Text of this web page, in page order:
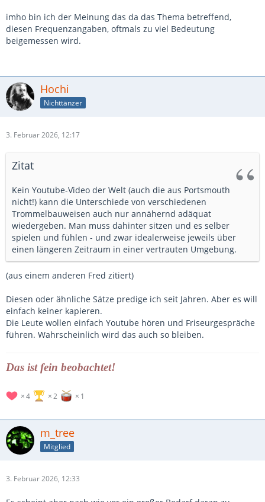
imho bin ich der Meinung das da das Thema betreffend,
diesen Frequenzangaben, oftmals zu viel Bedeutung
beigemessen wird.
Hochi
Nichttänzer
3. Februar 2026, 12:17
Zitat
Kein Youtube-Video der Welt (auch die aus Portsmouth
nicht!) kann die Unterschiede von verschiedenen
Trommelbauweisen auch nur annähernd adäquat
wiedergeben. Man muss dahinter sitzen und es selber
spielen und fühlen - und zwar idealerweise jeweils über
einen längeren Zeitraum in einer vertrauten Umgebung.
(aus einem anderen Fred zitiert)
Diesen oder ähnliche Sätze predige ich seit Jahren. Aber es will
einfach keiner kapieren.
Die Leute wollen einfach Youtube hören und Friseurgespräche
führen. Wahrscheinlich wird das auch so bleiben.
Das ist fein beobachtet!
4 2 1
m_tree
Mitglied
3. Februar 2026, 12:33